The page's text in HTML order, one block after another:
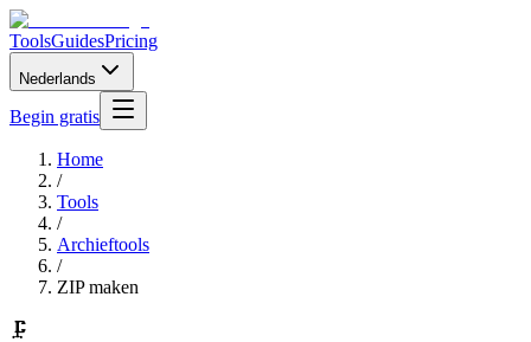
ToolsGuidesPricing
Nederlands
Begin gratis
Home
/
Tools
/
Archieftools
/
ZIP maken
🗜️